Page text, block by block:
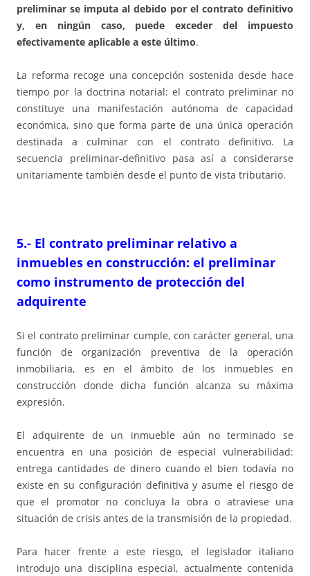
preliminar se imputa al debido por el contrato definitivo
y, en ningún caso, puede exceder del impuesto
efectivamente aplicable a este último.
La reforma recoge una concepción sostenida desde hace
tiempo por la doctrina notarial: el contrato preliminar no
constituye una manifestación autónoma de capacidad
económica, sino que forma parte de una única operación
destinada a culminar con el contrato definitivo. La
secuencia preliminar-definitivo pasa así a considerarse
unitariamente también desde el punto de vista tributario.
5.- El contrato preliminar relativo a
inmuebles en construcción: el preliminar
como instrumento de protección del
adquirente
Si el contrato preliminar cumple, con carácter general, una
función de organización preventiva de la operación
inmobiliaria, es en el ámbito de los inmuebles en
construcción donde dicha función alcanza su máxima
expresión.
El adquirente de un inmueble aún no terminado se
encuentra en una posición de especial vulnerabilidad:
entrega cantidades de dinero cuando el bien todavía no
existe en su configuración definitiva y asume el riesgo de
que el promotor no concluya la obra o atraviese una
situación de crisis antes de la transmisión de la propiedad.
Para hacer frente a este riesgo, el legislador italiano
introdujo una disciplina especial, actualmente contenida